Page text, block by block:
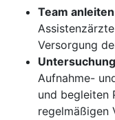
Team
Versorgung
Aufnahme-
und begleiten
regelmäßigen